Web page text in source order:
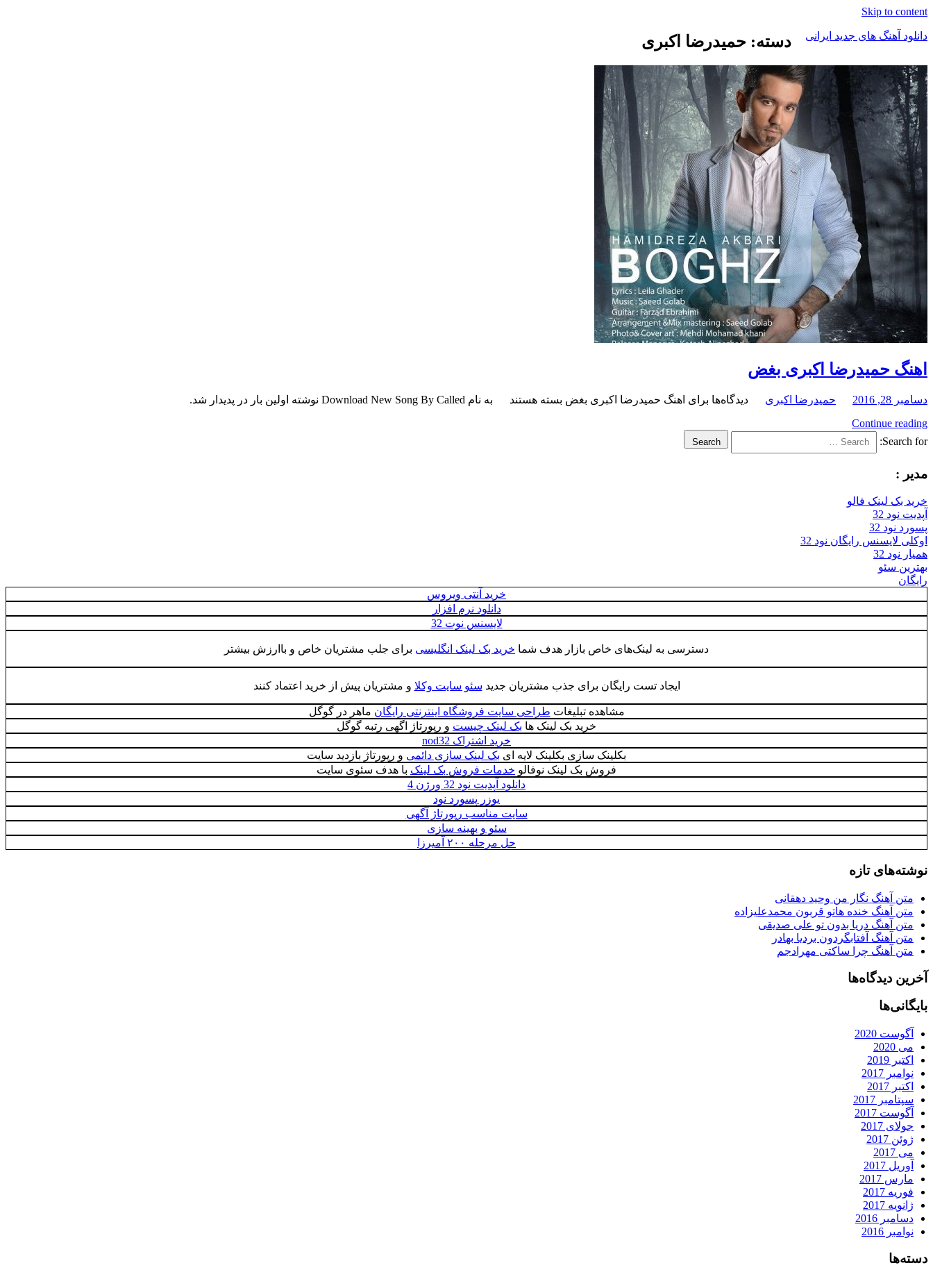
Skip to content
دانلود آهنگ های جدید ایرانی
دانلود
فول
آلبوم
موزیک
دسته: حمیدرضا اکبری
اهنگ حمیدرضا اکبری بغض
دسامبر 28, 2016 حمیدرضا اکبری دیدگاه‌ها برای اهنگ حمیدرضا اکبری بغض بسته هستند
به نام Download New Song By Called نوشته اولین بار در پدیدار شد.
Continue reading
Search for:
Search
مدیر :
خرید بک لینک فالو
آپدیت نود 32
پسورد نود 32
اوکلی لایسنس رایگان نود 32
همیار نود 32
بهترین سئو
رایگان
خرید آنتی ویروس
دانلود نرم افزار
لایسنس نوت 32
دسترسی به لینک‌های خاص بازار هدف شما خرید بک لینک انگلیسی برای جلب مشتریان خاص و باارزش بیشتر
ایجاد تست رایگان برای جذب مشتریان جدید سئو سایت وکلا و مشتریان پیش از خرید اعتماد کنند
مشاهده تبلیغات طراحی سایت فروشگاه اینترنتی رایگان ماهر در گوگل
خرید بک لینک ها بک لینک چیست و رپورتاژ اگهی رتبه گوگل
خرید اشتراک nod32
بکلینک سازی بکلینک لایه ای بک لینک سازی دائمی و رپورتاژ بازدید سایت
فروش بک لینک نوفالو خدمات فروش بک لینک با هدف سئوی سایت
دانلود آپدیت نود 32 ورژن 4
یوزر پسورد نود
سایت مناسب رپورتاژ آگهی
سئو و بهینه سازی
حل مرحله ۲۰۰ آمیرزا
نوشته‌های تازه
متن آهنگ نگار من وحید دهقانی
متن آهنگ خنده هاتو قربون محمدعلیزاده
متن آهنگ دریا بدون تو علی صدیقی
متن آهنگ آفتابگردون بردیا بهادر
متن آهنگ چرا ساکتی مهرادجم
آخرین دیدگاه‌ها
بایگانی‌ها
آگوست 2020
می 2020
اکتبر 2019
نوامبر 2017
اکتبر 2017
سپتامبر 2017
آگوست 2017
جولای 2017
ژوئن 2017
می 2017
آوریل 2017
مارس 2017
فوریه 2017
ژانویه 2017
دسامبر 2016
نوامبر 2016
دسته‌ها